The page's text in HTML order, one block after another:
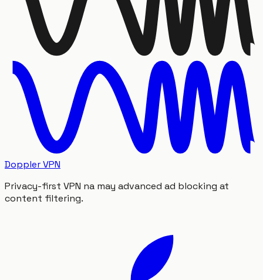
Doppler VPN
Privacy-first VPN na may advanced ad blocking at
content filtering.